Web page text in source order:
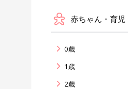
赤ちゃん・育児
0歳
1歳
2歳